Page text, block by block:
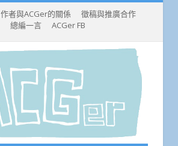
作者與ACGer的關係
徵稿與推廣合作
總編一言
ACGer FB